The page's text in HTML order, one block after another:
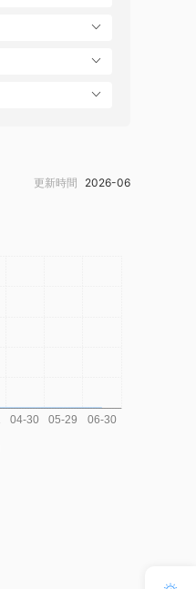
更新時間 2026-06